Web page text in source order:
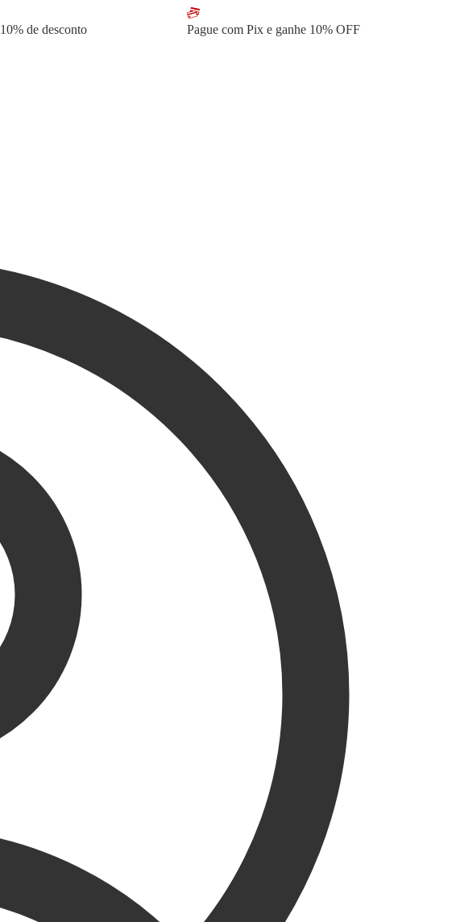
10% de desconto Pague com Pix e ganhe 10% OFF